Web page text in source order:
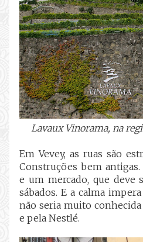
Lavaux Vinorama, na
Em Vevey, as ruas são
Construções bem
e um mercado, que deve
sábados. E a calma
não seria muito
e pela Nestlé.